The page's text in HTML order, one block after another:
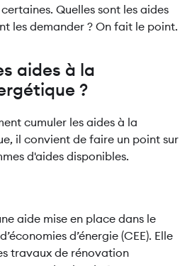
Quelles sont les aides
les demander ? On fait le point.
aides à la
?
cumuler les aides à la
il convient de faire un point sur
d'aides disponibles.
aide mise en place dans le
d’énergie (CEE). Elle
travaux de rénovation